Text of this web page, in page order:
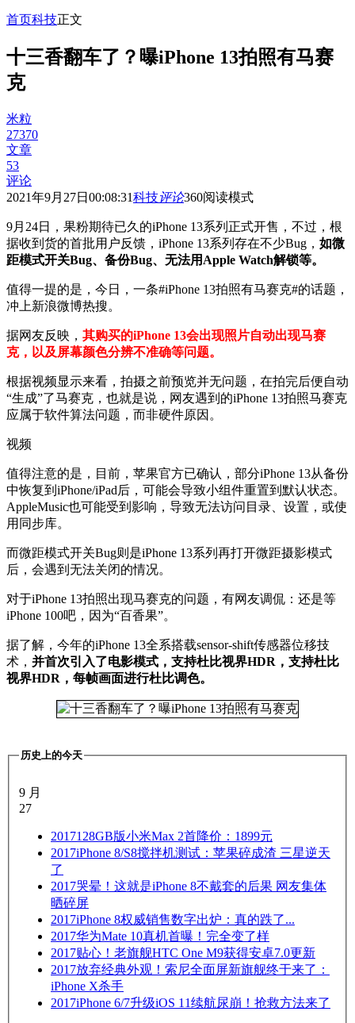
首页科技正文
十三香翻车了？曝iPhone 13拍照有马赛
克
米粒
27370
文章
53
评论
2021年9月27日00:08:31科技评论360阅读模式
9月24日，果粉期待已久的iPhone 13系列正式开售，不过，根
据收到货的首批用户反馈，iPhone 13系列存在不少Bug， 如微
距模式开关Bug、备份Bug、无法用Apple Watch解锁等。
值得一提的是，今日，一条#iPhone 13拍照有马赛克#的话题，
冲上新浪微博热搜。
据网友反映， 其购买的iPhone 13会出现照片自动出现马赛
克，以及屏幕颜色分辨不准确等问题。
根据视频显示来看，拍摄之前预览并无问题，在拍完后便自动
“生成”了马赛克，也就是说，网友遇到的iPhone 13拍照马赛克
应属于软件算法问题，而非硬件原因。
视频
值得注意的是，目前，苹果官方已确认，部分iPhone 13从备份
中恢复到iPhone/iPad后，可能会导致小组件重置到默认状态。
AppleMusic也可能受到影响，导致无法访问目录、设置，或使
用同步库。
而微距模式开关Bug则是iPhone 13系列再打开微距摄影模式
后，会遇到无法关闭的情况。
对于iPhone 13拍照出现马赛克的问题，有网友调侃：还是等
iPhone 100吧，因为“百香果”。
据了解，今年的iPhone 13全系搭载sensor-shift传感器位移技
术， 并首次引入了电影模式，支持杜比视界HDR，支持杜比
视界HDR，每帧画面进行杜比调色。
历史上的今天
9 月
27
2017128GB版小米Max 2首降价：1899元
2017iPhone 8/S8搅拌机测试：苹果碎成渣 三星逆天
了
2017哭晕！这就是iPhone 8不戴套的后果 网友集体
晒碎屏
2017iPhone 8权威销售数字出炉：真的跌了...
2017华为Mate 10真机首曝！完全变了样
2017贴心！老旗舰HTC One M9获得安卓7.0更新
2017放弃经典外观！索尼全面屏新旗舰终于来了：
iPhone X杀手
2017iPhone 6/7升级iOS 11续航尿崩！抢救方法来了